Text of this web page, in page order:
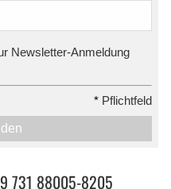
Newsletter-Anmeldung
* Pflichtfeld
731 88005-8205